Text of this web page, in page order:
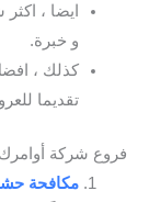
ايضا ،
و خبرة.
كذلك ،
تقديما
فروع شركة
مكافحة